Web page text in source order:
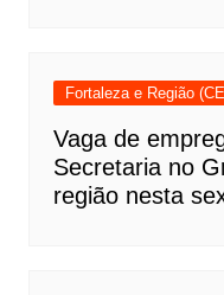
Fortaleza e Região
Vaga de
Secretaria no
região nesta